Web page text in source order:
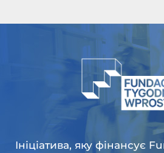
Ініціатива, яку фінансує